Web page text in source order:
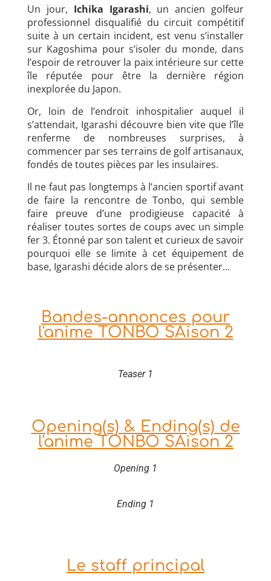
Un jour, Ichika Igarashi, un ancien golfeur
professionnel disqualifié du circuit compétitif
suite à un certain incident, est venu s’installer
sur Kagoshima pour s’isoler du monde, dans
l’espoir de retrouver la paix intérieure sur cette
île réputée pour être la dernière région
inexplorée du Japon.
Or, loin de l’endroit inhospitalier auquel il
s’attendait, Igarashi découvre bien vite que l’île
renferme de nombreuses surprises, à
commencer par ses terrains de golf artisanaux,
fondés de toutes pièces par les insulaires.
Il ne faut pas longtemps à l’ancien sportif avant
de faire la rencontre de Tonbo, qui semble
faire preuve d’une prodigieuse capacité à
réaliser toutes sortes de coups avec un simple
fer 3. Étonné par son talent et curieux de savoir
pourquoi elle se limite à cet équipement de
base, Igarashi décide alors de se présenter…
Bandes-annonces pour
l'anime TONBO SAison 2
Teaser 1
Opening(s) & Ending(s) de
l'anime TONBO SAison 2
Opening 1
Ending 1
Le staff principal